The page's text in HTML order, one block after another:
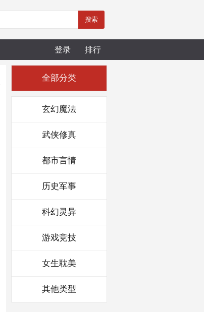
搜索
登录 排行
全部分类
玄幻魔法
武侠修真
都市言情
历史军事
科幻灵异
游戏竞技
女生耽美
其他类型